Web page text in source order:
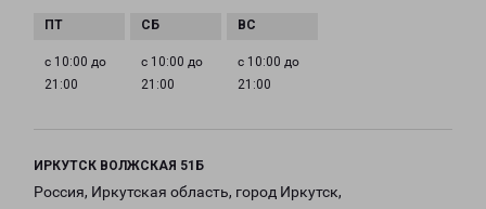
с 10:00 до
21:00
с 10:00 до
21:00
с 10:00 до
21:00
ИРКУТСК ВОЛЖСКАЯ 51Б
Россия, Иркутская область, город Иркутск,